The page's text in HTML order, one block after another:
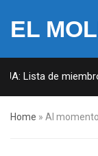
EL
Lista de miembros
Home » Al momento